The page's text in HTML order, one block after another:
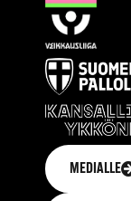
MEDIALLE